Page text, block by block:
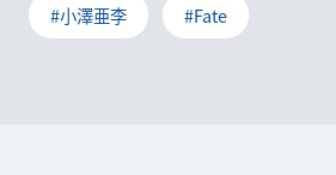
#小澤亜李 #Fate